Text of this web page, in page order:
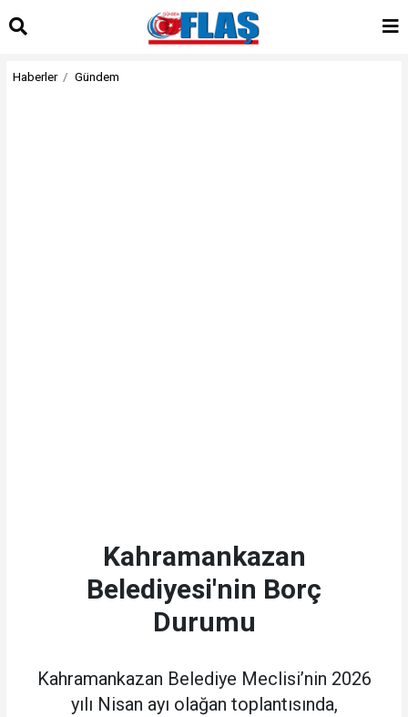
Haberler Gündem
Kahramankazan
Belediyesi'nin Borç
Durumu
Kahramankazan Belediye Meclisi’nin 2026
yılı Nisan ayı olağan toplantısında,